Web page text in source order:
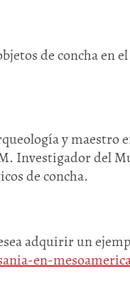
de concha en
y
Investigador del
de concha.
adquirir un
en-